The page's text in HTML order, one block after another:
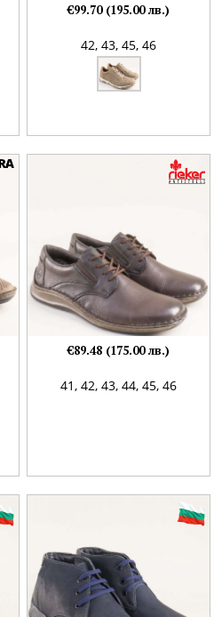
42, 43, 45, 46
€99.70 (195.00 лв.)
41, 42, 43, 44, 45, 46
€89.48 (175.00 лв.)